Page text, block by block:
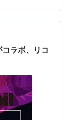
も、ふと耳に
しいスライ
と。 ITガジ
コラボ、リコ